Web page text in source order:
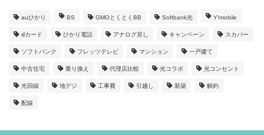
auひかり BS GMOとくとくBB Softbank光 Y!mobile
ⅾカード ひかり電話 アナログ戻し キャンペーン スカパー
ソフトバンク フレッツテレビ マンション 一戸建て
中古住宅 乗り換え 代理店比較 光コラボ 光コンセント
光回線 地デジ 工事費 引越し 新築 解約
配線